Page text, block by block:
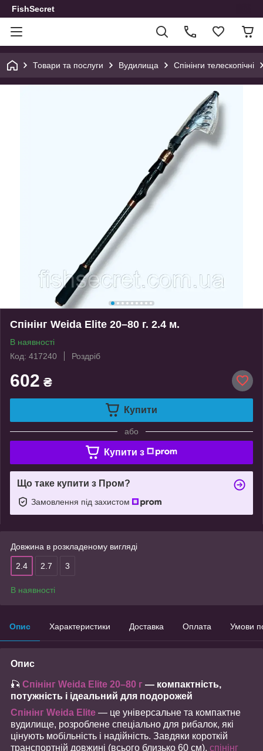
FishSecret
Товари та послуги Вудилища Спінінги телескопічні
Спінінг Weida Elite 20–80 г. 2.4 м.
В наявності
Код: 417240
Роздріб
602 ₴
Купити
або
Купити з
Що таке купити з Пром?
Замовлення під захистом
Довжина в розкладеному вигляді
2.4 2.7 3
В наявності
Опис Характеристики Доставка Оплата Умови
Опис
🎣 Спінінг Weida Elite 20–80 г — компактність,
потужність і ідеальний для подорожей
Спінінг Weida Elite — це універсальне та компактне
вудилище, розроблене спеціально для рибалок, які
цінують мобільність і надійність. Завдяки короткій
транспортній довжині (всього близько 60 см), спінінг